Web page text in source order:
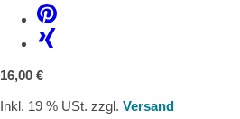
16,00 €
Inkl. 19 % USt. zzgl. Versand